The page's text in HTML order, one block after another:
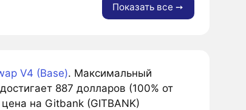
Показать все ➙
V4 (Base). Максимальный
887 долларов (100% от
на Gitbank (GITBANK)